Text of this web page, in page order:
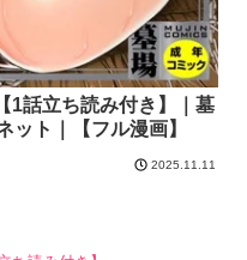
1話立ち読み付き】｜墓
ット｜【フル漫画】
2025.11.11